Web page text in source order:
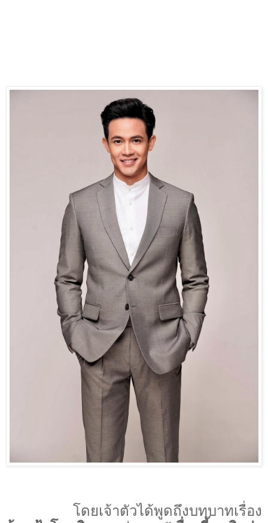
โดยเจ้าตัวได้พูดถึงบทบาทเรื่อง